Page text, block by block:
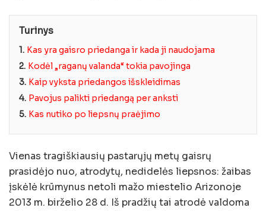
Turinys
1. Kas yra gaisro priedanga ir kada ji naudojama
2. Kodėl „raganų valanda“ tokia pavojinga
3. Kaip vyksta priedangos išskleidimas
4. Pavojus palikti priedangą per anksti
5. Kas nutiko po liepsnų praėjimo
Vienas tragiškiausių pastarųjų metų gaisrų
prasidėjo nuo, atrodytų, nedidelės liepsnos: žaibas
įskėlė krūmynus netoli mažo miestelio Arizonoje
2013 m. birželio 28 d. Iš pradžių tai atrodė valdoma